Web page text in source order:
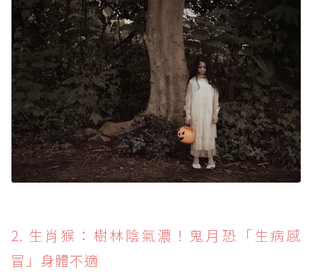
2. 生肖猴：樹林陰氣濃！鬼月恐「生病感
冒」身體不適